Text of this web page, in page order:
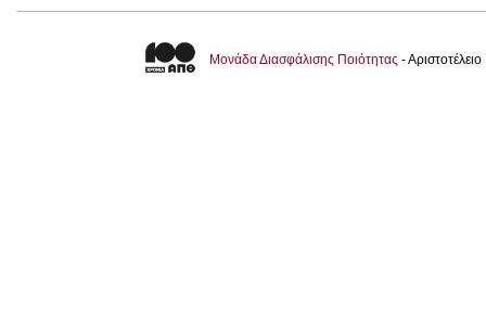
Μονάδα Διασφάλισης Ποιότητας -